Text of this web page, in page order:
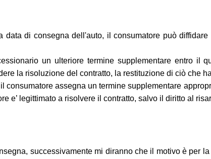
data di consegna dell'auto, il consumatore può
un ulteriore termine supplementare entro
la risoluzione del contratto, la restituzione di ciò che
consumatore assegna un termine supplementare
e’ legittimato a risolvere il contratto, salvo il diritto al
successivamente mi diranno che il motivo è per